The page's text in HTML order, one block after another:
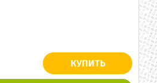
КУПИТЬ